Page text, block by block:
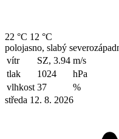
22 °C 12 °C
polojasno, slabý
vítr
SZ, 3.94 m/s
tlak
1024
hPa
vlhkost 37
%
středa 12. 8. 2026